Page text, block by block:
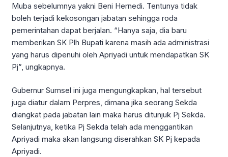
Muba sebelumnya yakni Beni Hernedi. Tentunya tidak
boleh terjadi kekosongan jabatan sehingga roda
pemerintahan dapat berjalan. “Hanya saja, dia baru
memberikan SK Plh Bupati karena masih ada administrasi
yang harus dipenuhi oleh Apriyadi untuk mendapatkan SK
Pj”, ungkapnya.
Gubernur Sumsel ini juga mengungkapkan, hal tersebut
juga diatur dalam Perpres, dimana jika seorang Sekda
diangkat pada jabatan lain maka harus ditunjuk Pj Sekda.
Selanjutnya, ketika Pj Sekda telah ada menggantikan
Apriyadi maka akan langsung diserahkan SK Pj kepada
Apriyadi.